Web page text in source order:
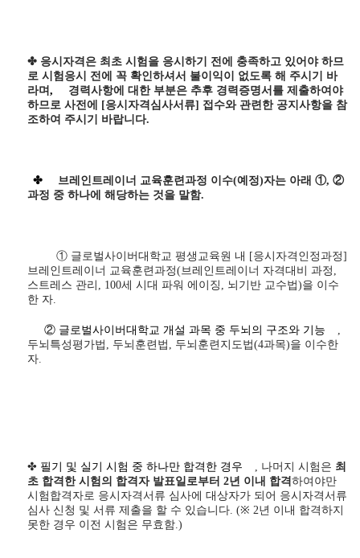
✤ 응시자격은 최초 시험을 응시하기 전에 충족하고 있어야 하므
로 시험응시 전에 꼭 확인하셔서 불이익이 없도록 해 주시기 바
라며 ,
경력사항에 대한 부분은 추후 경력증명서를 제출하여야
하므로 사전에
[응시자격심사서류] 접수와 관련한 공지사항을 참
조하여 주시기 바랍니다.
✤
브레인트레이너 교육훈련과정 이수(예정)자는 아래 ①, ②
과정 중 하나에 해당하는 것을 말함.
① 글로벌사이버대학교 평생교육원 내 [응시자격인정과정]
브레인트레이너 교육훈련과정(브레인트레이너 자격대비 과정,
스트레스 관리, 100세 시대 파워 에이징, 뇌기반 교수법)을 이수
한 자.
② 글로벌사이버대학교 개설 과목 중 두뇌의 구조와 기능
,
두뇌특성평가법, 두뇌훈련법, 두뇌훈련지도법(4과목)을 이수한
자.
✤ 필기 및 실기 시험 중 하나만 합격한 경우 , 나머지 시험은 최
초 합격한 시험의 합격자 발표일로부터 2년 이내 합격 하여야만
시험합격자로 응시자격서류 심사에 대상자가 되어 응시자격서류
심사 신청 및 서류 제출을 할 수 있습니다. (※ 2년 이내 합격하지
못한 경우 이전 시험은 무효함.)